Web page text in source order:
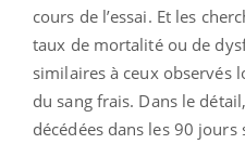
cours de l’essai. Et les
taux de mortalité ou de
similaires à ceux observés
du sang frais. Dans le
décédées dans les 90